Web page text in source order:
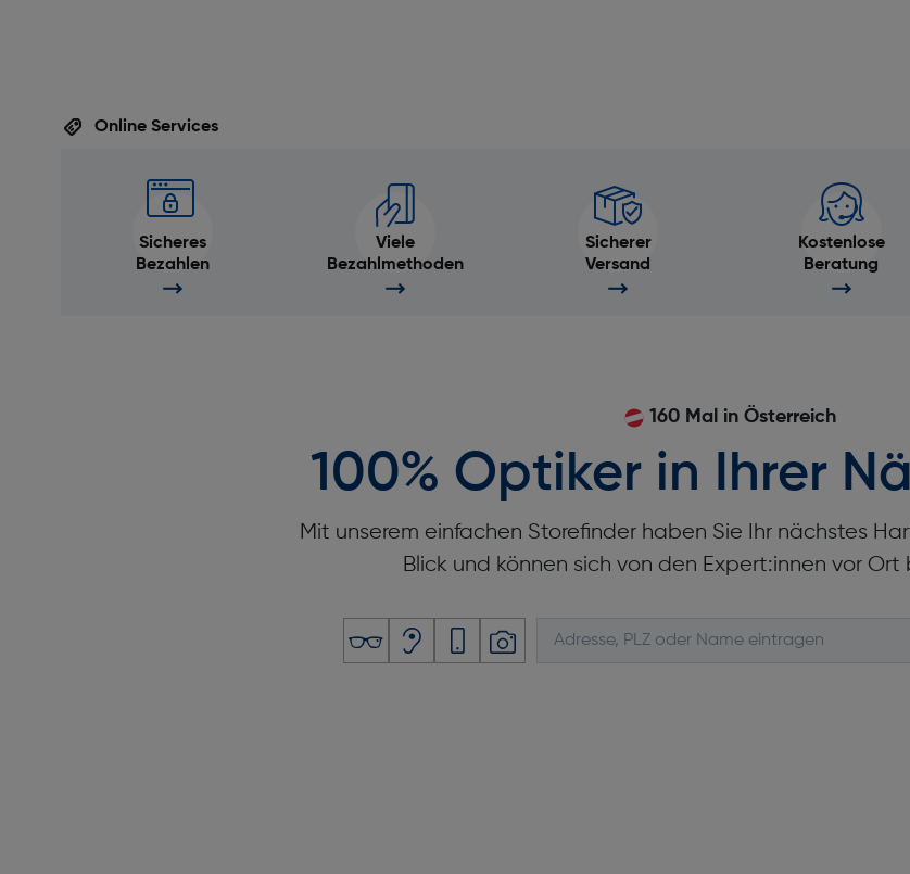
Online Services
Sicheres
Bezahlen
Viele
Bezahlmethoden
Sicherer
Versand
Kostenlose
Beratung
160 Mal in Österreich
100% Optiker in Ihrer
Mit unserem einfachen Storefinder haben Sie Ihr nächstes
Blick und können sich von den Expert:innen vor Ort